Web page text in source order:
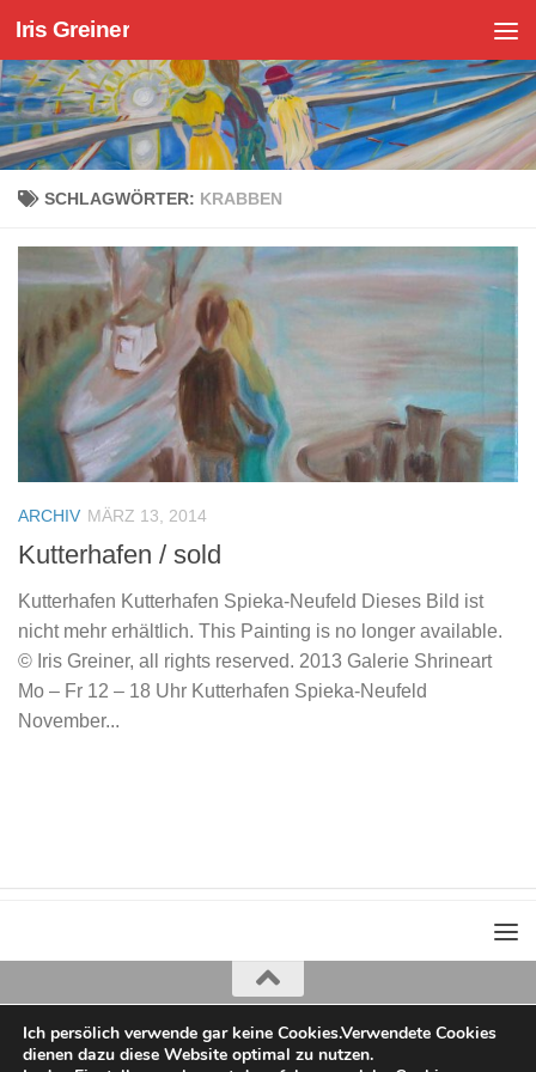
Zum Inhalt springen
Iris Greiner
SCHLAGWÖRTER: KRABBEN
ARCHIV MÄRZ 13, 2014
Kutterhafen / sold
Kutterhafen Kutterhafen Spieka-Neufeld Dieses Bild ist
nicht mehr erhältlich. This Painting is no longer available.
© Iris Greiner, all rights reserved. 2013 Galerie Shrineart
Mo – Fr 12 – 18 Uhr Kutterhafen Spieka-Neufeld
November...
Iris Greiner
copyright 2022
Ich persölich verwende gar keine Cookies.Verwendete Cookies
dienen dazu diese Website optimal zu nutzen.